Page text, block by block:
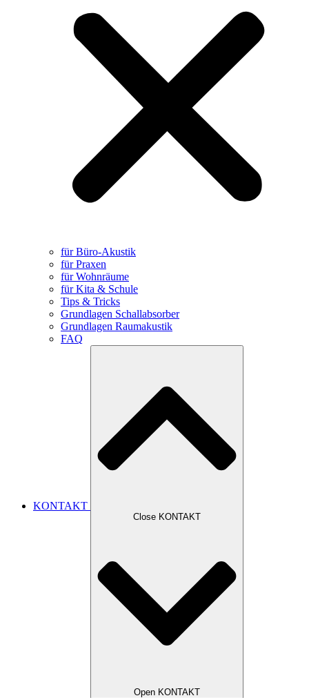
für Büro-Akustik
für Praxen
für Wohnräume
für Kita & Schule
Tips & Tricks
Grundlagen Schallabsorber
Grundlagen Raumakustik
FAQ
KONTAKT
Close KONTAKT
Open KONTAKT